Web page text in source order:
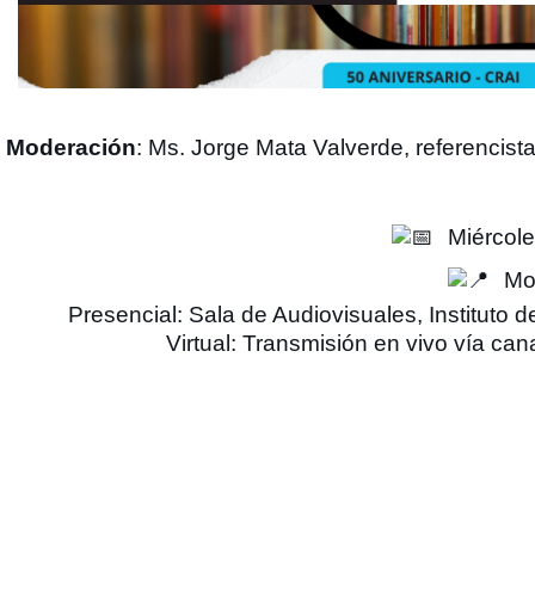
Moderación: Ms. Jorge Mata Valverde,
Presencial: Sala de Audiovisuales, Instituto
Virtual: Transmisión en vivo vía